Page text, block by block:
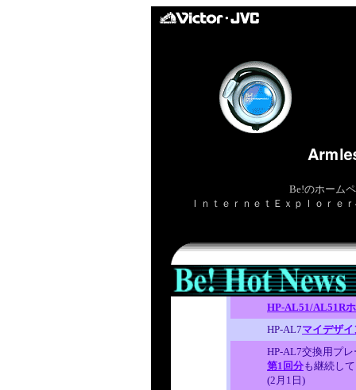
Be!のホーム
ＩｎｔｅｒｎｅｔＥｘｐｌｏｒｅ
HP-AL51/AL51R
HP-AL7マイデザ
HP-AL7交換用プ
第1回分も継続し
(2月1日)